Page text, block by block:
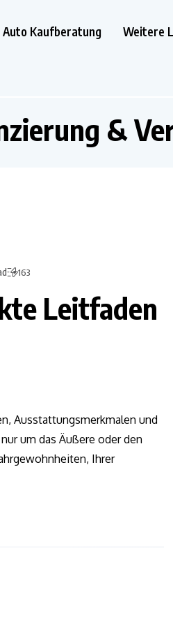
Auto Kaufberatung Weitere
&
163
Leitfaden
Ausstattungsmerkmalen und
um das Äußere oder den
Ihrer